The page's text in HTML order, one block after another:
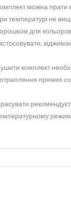
можна прати
температурі не
для
комплект
прямих